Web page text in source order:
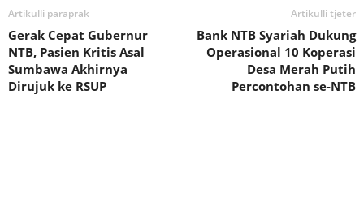
Artikulli paraprak
Gerak Cepat Gubernur
NTB, Pasien Kritis Asal
Sumbawa Akhirnya
Dirujuk ke RSUP
Artikulli tjetër
Bank NTB Syariah Dukung
Operasional 10 Koperasi
Desa Merah Putih
Percontohan se-NTB